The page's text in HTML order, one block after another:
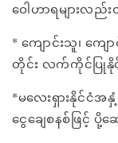
ဝေါဟာရများလ
* ကျောင်းသူ၊ ကျ
တိုင်း လက်ကိုင်ပြုနို
*မလေးရှားနိုင်ငံအ
ငွေချေစနစ်ဖြင့် ပို့